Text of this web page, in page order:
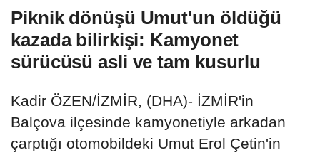
Piknik dönüşü Umut'un öldüğü
kazada bilirkişi: Kamyonet
sürücüsü asli ve tam kusurlu
Kadir ÖZEN/İZMİR, (DHA)- İZMİR'in
Balçova ilçesinde kamyonetiyle arkadan
çarptığı otomobildeki Umut Erol Çetin'in